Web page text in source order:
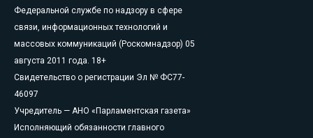
Федеральной службе по надзору в сфере
связи, информационных технологий и
массовых коммуникаций (Роскомнадзор) 05
августа 2011 года. 18+
Свидетельство о регистрации Эл № ФС77-
46097
Учредитель — АНО «Парламентская газета»
Исполняющий обязанности главного